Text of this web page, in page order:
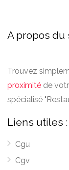
A propos du
Trouvez
proximité de
spécialisé
Liens utiles :
Cgu
Cgv